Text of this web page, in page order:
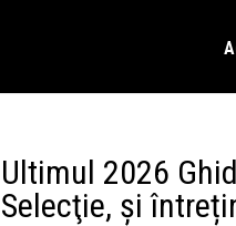
Ultimul 2026
Selecţie, și